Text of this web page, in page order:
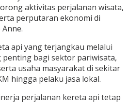
aktivitas perjalanan wisata,
perputaran ekonomi di
api yang terjangkau melalui
penting bagi sektor pariwisata,
usaha masyarakat di sekitar
hingga pelaku jasa lokal.
perjalanan kereta api tetap